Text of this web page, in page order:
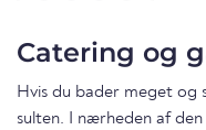
Catering og
Hvis du bader meget og
sulten. I nærheden af